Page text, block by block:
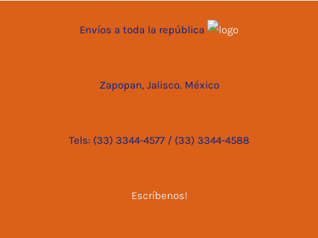
Envíos a toda la república
Zapopan, Jalisco. México
Tels: (33) 3344-4577 / (33) 3344-4588
Escríbenos!